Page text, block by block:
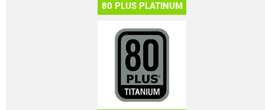
80 PLUS PLATINUM